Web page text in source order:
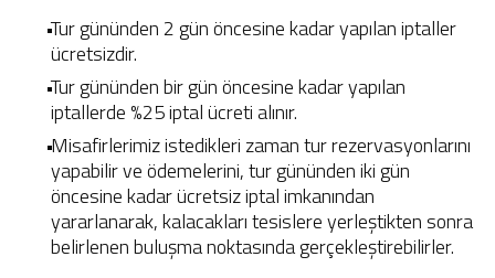
Tur gününden 2 gün öncesine kadar yapılan iptaller
ücretsizdir.
Tur gününden bir gün öncesine kadar yapılan
iptallerde %25 iptal ücreti alınır.
Misafirlerimiz istedikleri zaman tur rezervasyonlarını
yapabilir ve ödemelerini, tur gününden iki gün
öncesine kadar ücretsiz iptal imkanından
yararlanarak, kalacakları tesislere yerleştikten sonra
belirlenen buluşma noktasında gerçekleştirebilirler.